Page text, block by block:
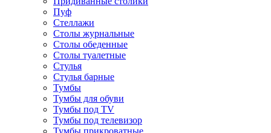
Пуф
Стеллажи
Столы журнальные
Столы обеденные
Столы туалетные
Стулья
Стулья барные
Тумбы
Тумбы для обуви
Тумбы под TV
Тумбы под телевизор
Тумбы прикроватные